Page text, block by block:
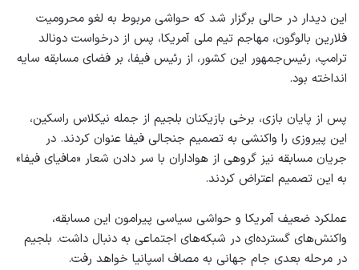
این دیدار در حالی برگزار شد که حواشی مربوط به لغو محرومیت
فلارین بالوگون، مهاجم تیم ملی آمریکا، پس از درخواست دونالد
ترامپ، رئیس‌جمهور این کشور، از رئیس فیفا، بر فضای مسابقه سایه
انداخته بود.
پس از پایان بازی، برخی بازیکنان بلجیم از جمله نیکلاس راسکین،
این پیروزی را واکنشی به تصمیم جنجالی فیفا عنوان کردند. در
جریان مسابقه نیز گروهی از هواداران با سر دادن شعار «مافیای فیفا»
به این تصمیم اعتراض کردند.
عملکرد ضعیف آمریکا و حواشی سیاسی پیرامون این مسابقه،
واکنش‌های گسترده‌ای در شبکه‌های اجتماعی به دنبال داشت. بلجیم
در مرحله بعدی جام جهانی به مصاف اسپانیا خواهد رفت.